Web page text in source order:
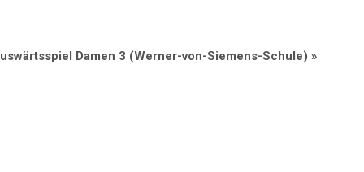
Damen 3 (Werner-von-Siemens-Schule) »